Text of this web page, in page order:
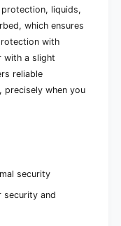
liquids,
which ensures
with
with a slight
reliable
when you
security
security and